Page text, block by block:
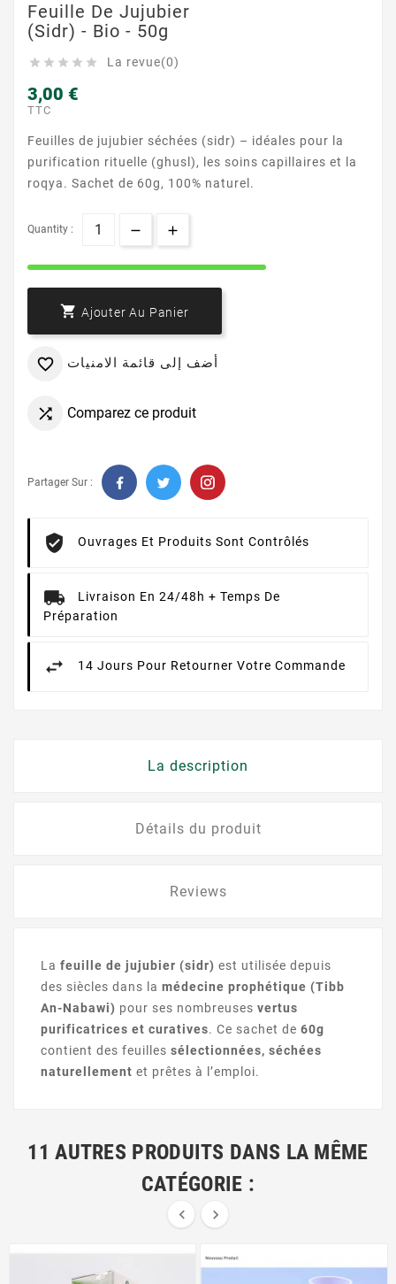
Feuille De Jujubier
(Sidr) - Bio - 50g
     La revue(0)
3,00 €
TTC
Feuilles de jujubier séchées (sidr) – idéales pour la
purification rituelle (ghusl), les soins capillaires et la
roqya. Sachet de 60g, 100% naturel.
Quantity :
 Ajouter Au Panier
 أضف إلى قائمة الامنيات
 Comparez ce produit
Partager Sur :
Ouvrages Et Produits Sont Contrôlés
Livraison En 24/48h + Temps De
Préparation
14 Jours Pour Retourner Votre Commande
La description
Détails du produit
Reviews
La feuille de jujubier (sidr) est utilisée depuis
des siècles dans la médecine prophétique (Tibb
An-Nabawi) pour ses nombreuses vertus
purificatrices et curatives. Ce sachet de 60g
contient des feuilles sélectionnées, séchées
naturellement et prêtes à l’emploi.
11 AUTRES PRODUITS DANS LA MÊME
CATÉGORIE :
 